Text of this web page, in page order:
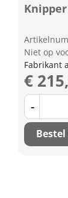
Niet op
Fabrikant
€
-